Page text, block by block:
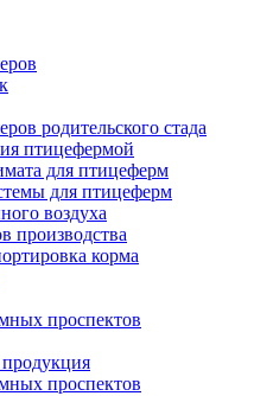
родительского стада
птицефермой
для птицеферм
для птицеферм
воздуха
производства
корма
проспектов
проспектов